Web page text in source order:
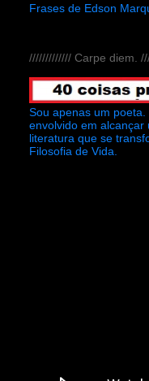
Frases de Edson
///////////// Carpe diem.
Sou apenas um
envolvido em
literatura que se
Filosofia de Vida.